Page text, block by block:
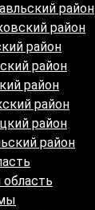
район
район
район
район
район
район
район
район